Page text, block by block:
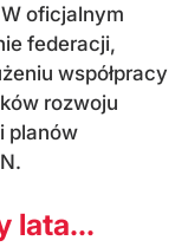
oficjalnym
federacji,
współpracy
rozwoju
planów
lata...